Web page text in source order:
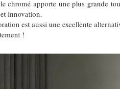
chromé apporte une plus grande
innovation.
est aussi une excellente
!